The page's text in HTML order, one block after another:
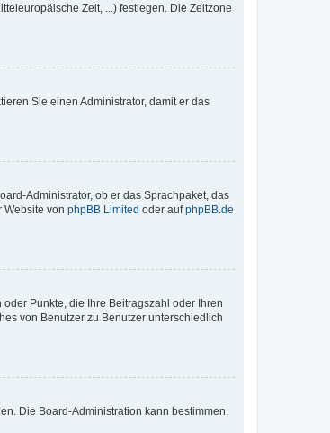
Zeit, ...) festlegen. Die Zeitzone
Sie einen Administrator, damit er das
Administrator, ob er das Sprachpaket, das
Website von phpBB Limited oder aufphpBB.de
Punkte, die Ihre Beitragszahl oder Ihren
von Benutzer zu Benutzer unterschiedlich
Die Board-Administration kann bestimmen,